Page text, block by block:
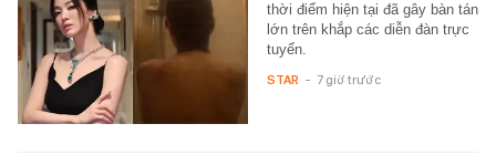
thời điểm hiện tại đã gây bàn tán
lớn trên khắp các diễn đàn trực
tuyến.
STAR - 7 giờ trước